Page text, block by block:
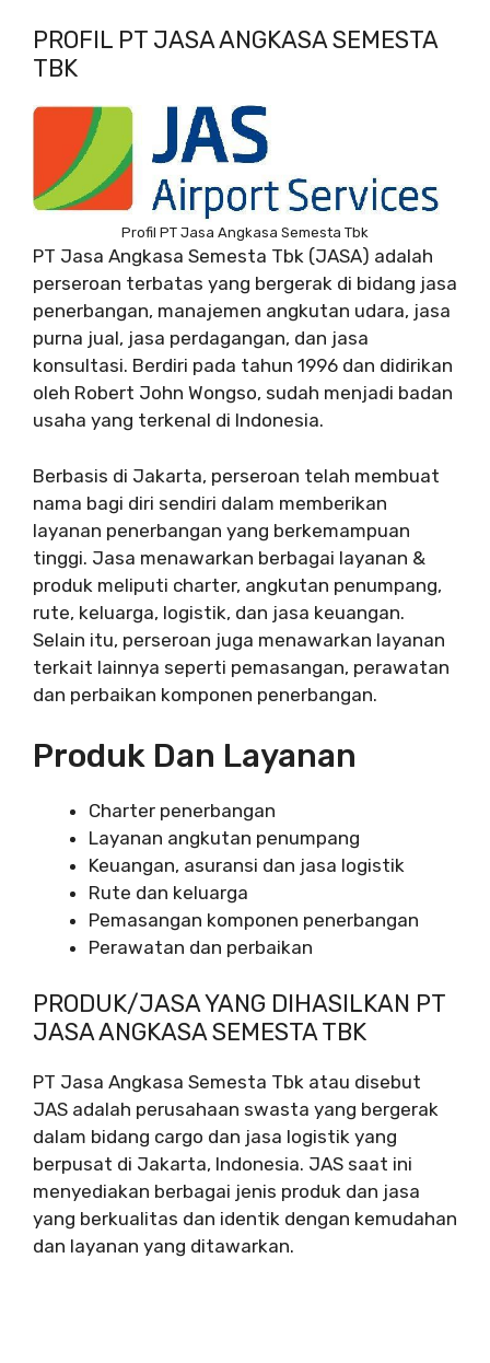
PROFIL PT JASA ANGKASA SEMESTA
TBK
Profil PT Jasa Angkasa Semesta Tbk
PT Jasa Angkasa Semesta Tbk (JASA) adalah
perseroan terbatas yang bergerak di bidang jasa
penerbangan, manajemen angkutan udara, jasa
purna jual, jasa perdagangan, dan jasa
konsultasi. Berdiri pada tahun 1996 dan didirikan
oleh Robert John Wongso, sudah menjadi badan
usaha yang terkenal di Indonesia.
Berbasis di Jakarta, perseroan telah membuat
nama bagi diri sendiri dalam memberikan
layanan penerbangan yang berkemampuan
tinggi. Jasa menawarkan berbagai layanan &
produk meliputi charter, angkutan penumpang,
rute, keluarga, logistik, dan jasa keuangan.
Selain itu, perseroan juga menawarkan layanan
terkait lainnya seperti pemasangan, perawatan
dan perbaikan komponen penerbangan.
Produk Dan Layanan
Charter penerbangan
Layanan angkutan penumpang
Keuangan, asuransi dan jasa logistik
Rute dan keluarga
Pemasangan komponen penerbangan
Perawatan dan perbaikan
PRODUK/JASA YANG DIHASILKAN PT
JASA ANGKASA SEMESTA TBK
PT Jasa Angkasa Semesta Tbk atau disebut
JAS adalah perusahaan swasta yang bergerak
dalam bidang cargo dan jasa logistik yang
berpusat di Jakarta, Indonesia. JAS saat ini
menyediakan berbagai jenis produk dan jasa
yang berkualitas dan identik dengan kemudahan
dan layanan yang ditawarkan.